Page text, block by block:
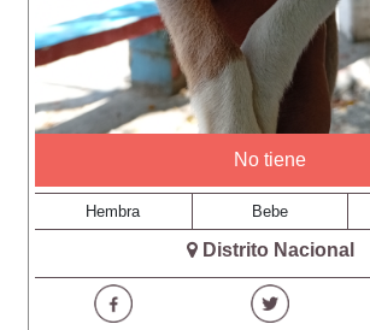
No tiene
Hembra Bebe
Distrito Nacional